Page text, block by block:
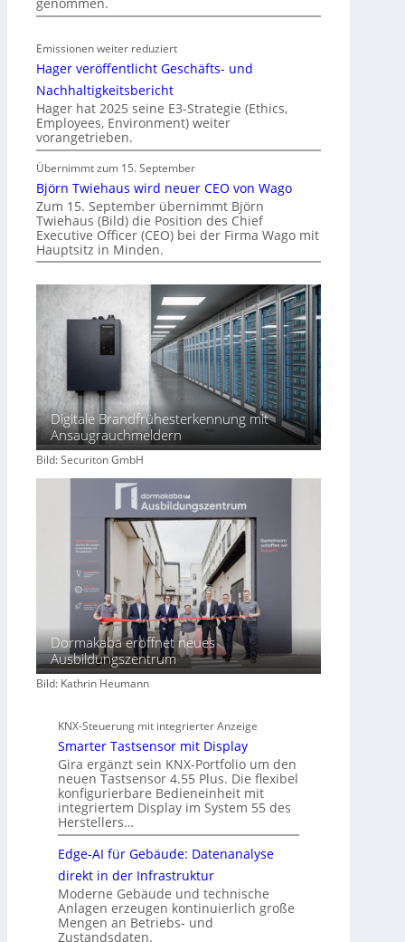
d
Emissionen weiter reduziert
Hager veröffentlicht Geschäfts- und
Nachhaltigkeitsbericht
Hager hat 2025 seine E3-Strategie (Ethics,
Employees, Environment) weiter
vorangetrieben.
Übernimmt zum 15. September
Björn Twiehaus wird neuer CEO von Wago
Zum 15. September übernimmt Björn
Twiehaus (Bild) die Position des Chief
Executive Officer (CEO) bei der Firma Wago mit
Hauptsitz in Minden.
Digitale Brandfrühesterkennung mit
Ansaugrauchmeldern
Bild: Securiton GmbH
Dormakaba eröffnet neues
Ausbildungszentrum
Bild: Kathrin Heumann
KNX-Steuerung mit integrierter Anzeige
Smarter Tastsensor mit Display
Gira ergänzt sein KNX-Portfolio um den
neuen Tastsensor 4.55 Plus. Die flexibel
konfigurierbare Bedieneinheit mit
integriertem Display im System 55 des
Herstellers…
Edge-AI für Gebäude: Datenanalyse
direkt in der Infrastruktur
Moderne Gebäude und technische
Anlagen erzeugen kontinuierlich große
Mengen an Betriebs- und
Zustandsdaten.